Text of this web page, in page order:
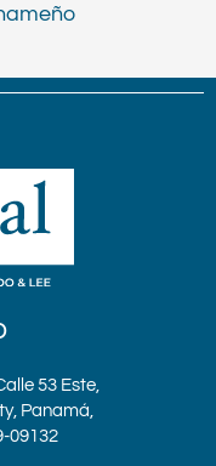
53 Este,
Panamá,
09132